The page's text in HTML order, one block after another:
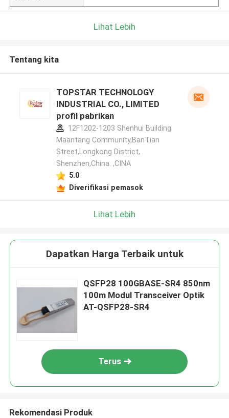
Lihat Lebih
Tentang kita
TOPSTAR TECHNOLOGY
INDUSTRIAL CO., LIMITED
profil pabrikan
12F1202-1203 Shenhui Building
Maantang Community,BanTian
Street,Longkong District,
Shenzhen,China. ,CINA
5.0
Diverifikasi pemasok
Lihat Lebih
Dapatkan Harga Terbaik untuk
QSFP28 100GBASE-SR4 850nm
100m Modul Transceiver Optik
AT-QSFP28-SR4
Terus
Rekomendasi Produk